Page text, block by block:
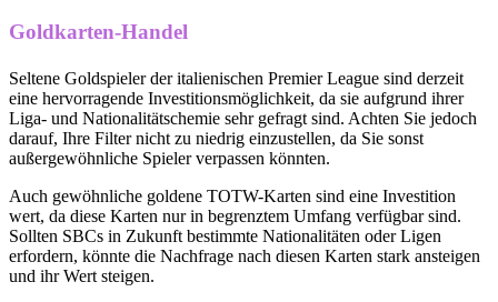
Goldkarten-Handel
Seltene Goldspieler der italienischen Premier League sind derzeit
eine hervorragende Investitionsmöglichkeit, da sie aufgrund ihrer
Liga- und Nationalitätschemie sehr gefragt sind. Achten Sie jedoch
darauf, Ihre Filter nicht zu niedrig einzustellen, da Sie sonst
außergewöhnliche Spieler verpassen könnten.
Auch gewöhnliche goldene TOTW-Karten sind eine Investition
wert, da diese Karten nur in begrenztem Umfang verfügbar sind.
Sollten SBCs in Zukunft bestimmte Nationalitäten oder Ligen
erfordern, könnte die Nachfrage nach diesen Karten stark ansteigen
und ihr Wert steigen.